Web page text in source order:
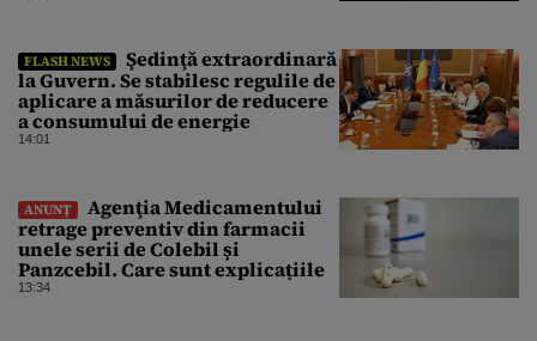
FLASH NEWS
Şedinţă extraordinară
la Guvern. Se stabilesc regulile de
aplicare a măsurilor de reducere
a consumului de energie
14:01
ANUNȚ
Agenţia Medicamentului
retrage preventiv din farmacii
unele serii de Colebil și
Panzcebil. Care sunt explicațiile
13:34